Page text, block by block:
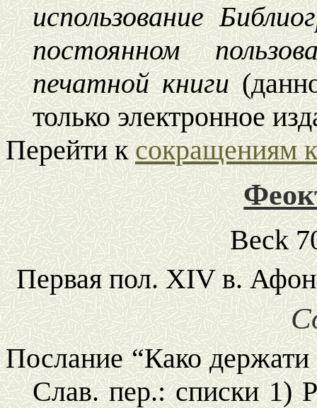
использование
постоянном
печатной книги
только электронное
Перейти ксокращениям
Beck
Первая пол. XIV в.
Послание “Како держати
Слав. пер.: списки 1)